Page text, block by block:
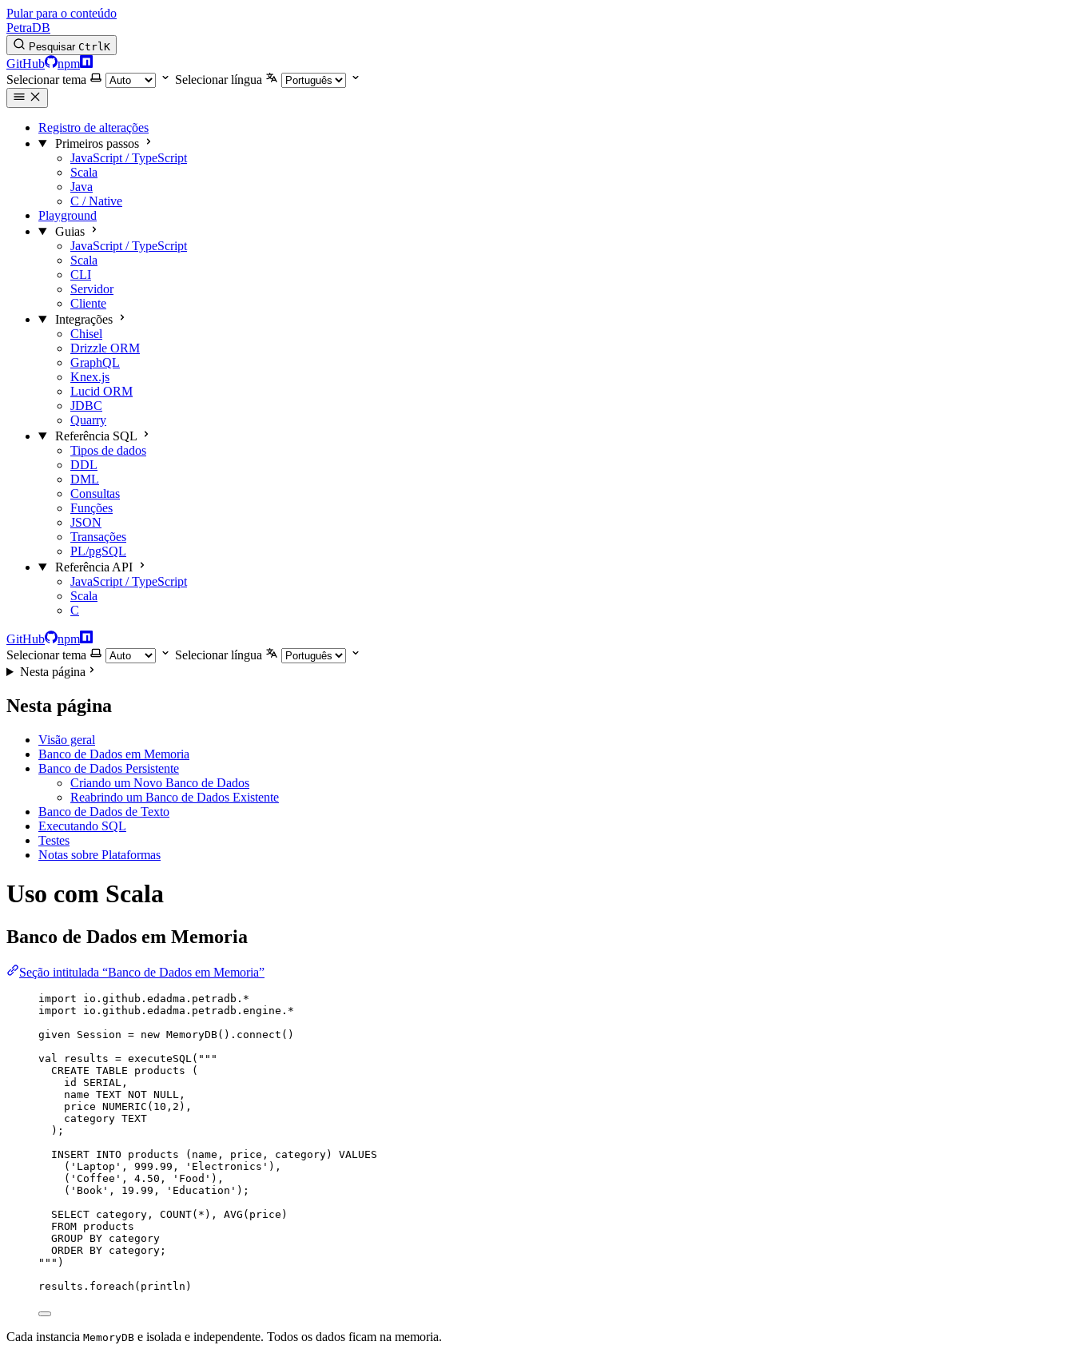
Pular para o conteúdo
PetraDB
Pesquisar CtrlK
GitHub
npm
Selecionar tema
Selecionar língua
Registro de alterações
Primeiros passos
JavaScript / TypeScript
Scala
Java
C / Native
Playground
Guias
JavaScript / TypeScript
Scala
CLI
Servidor
Cliente
Integrações
Chisel
Drizzle ORM
GraphQL
Knex.js
Lucid ORM
JDBC
Quarry
Referência SQL
Tipos de dados
DDL
DML
Consultas
Funções
JSON
Transações
PL/pgSQL
Referência API
JavaScript / TypeScript
Scala
C
GitHub
npm
Selecionar tema
Selecionar língua
Nesta página
Nesta página
Visão geral
Banco de Dados em Memoria
Banco de Dados Persistente
Criando um Novo Banco de Dados
Reabrindo um Banco de Dados Existente
Banco de Dados de Texto
Executando SQL
Testes
Notas sobre Plataformas
Uso com Scala
Banco de Dados em Memoria
Seção intitulada “Banco de Dados em Memoria”
import io.github.edadma.petradb.*
import io.github.edadma.petradb.engine.*
given
Session = new MemoryDB().connect()
val
results = executeSQL( """
CREATE TABLE products (
id SERIAL,
name TEXT NOT NULL,
price NUMERIC(10,2),
category TEXT
);
INSERT INTO products (name, price, category) VALUES
('Laptop', 999.99, 'Electronics'),
('Coffee', 4.50, 'Food'),
('Book', 19.99, 'Education');
SELECT category, COUNT(*), AVG(price)
FROM products
GROUP BY category
ORDER BY category;
""" )
results.foreach(println)
Cada instancia MemoryDB e isolada e independente. Todos os dados ficam na memoria.